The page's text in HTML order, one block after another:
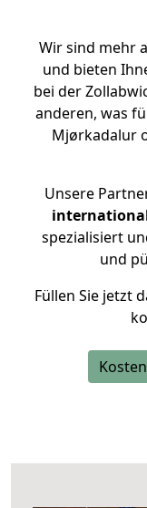
Wir sind mehr
und bieten
bei der
anderen, was
Mjørkadalur
Unsere
spezialisiert
und
Füllen Sie jetzt